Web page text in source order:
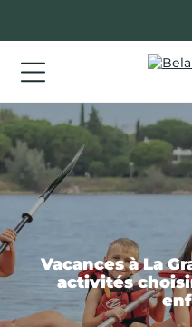
contenu
Vacances à La
activités